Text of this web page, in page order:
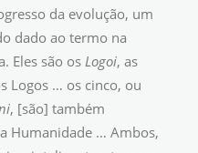
da evolução, um
dado ao termo na
Eles são os Logoi, as
Logos … os cinco, ou
, [são] também
Humanidade … Ambos,